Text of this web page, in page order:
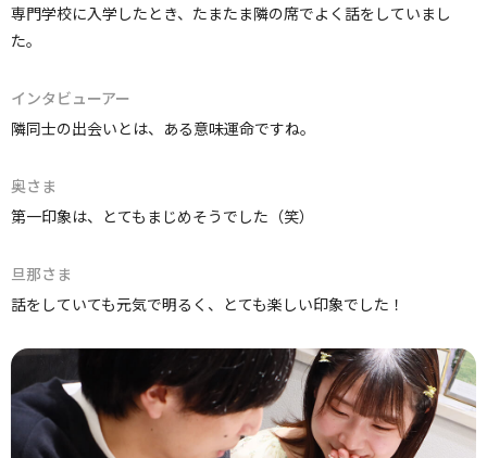
専門学校に入学したとき、たまたま隣の席でよく話をしていまし
た。
インタビューアー
隣同士の出会いとは、ある意味運命ですね。
奥さま
第一印象は、とてもまじめそうでした（笑）
旦那さま
話をしていても元気で明るく、とても楽しい印象でした！